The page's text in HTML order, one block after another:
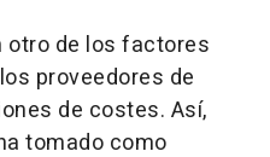
de los factores
proveedores de
de costes. Así,
tomado como